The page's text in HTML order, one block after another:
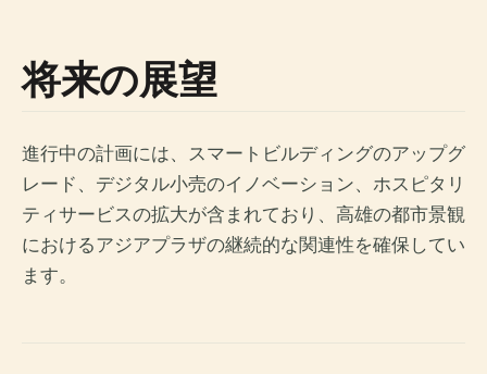
将来の展望
進行中の計画には、スマートビルディングのアップグ
レード、デジタル小売のイノベーション、ホスピタリ
ティサービスの拡大が含まれており、高雄の都市景観
におけるアジアプラザの継続的な関連性を確保してい
ます。